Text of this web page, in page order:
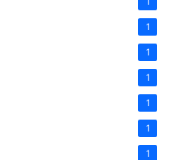
1
1
1
1
1
1